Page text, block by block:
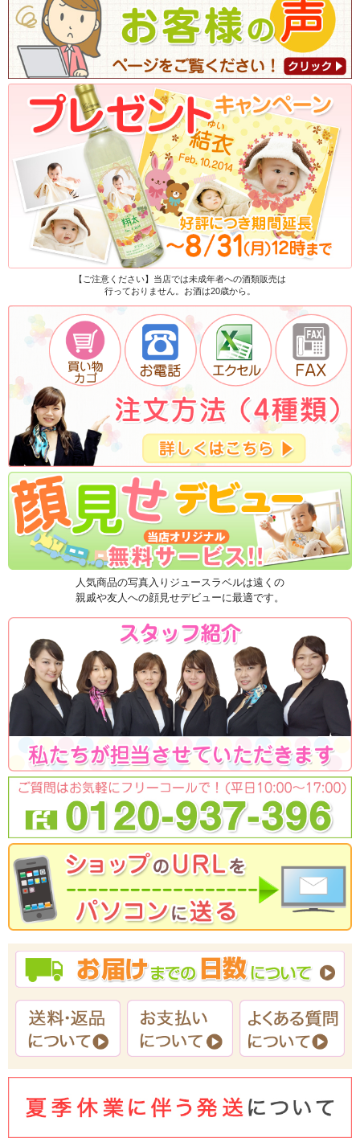
【ご注意ください】当店では未成年者への酒類販売は
行っておりません。お酒は20歳から。
人気商品の写真入りジュースラベルは遠くの
親戚や友人への顔見せデビューに最適です。